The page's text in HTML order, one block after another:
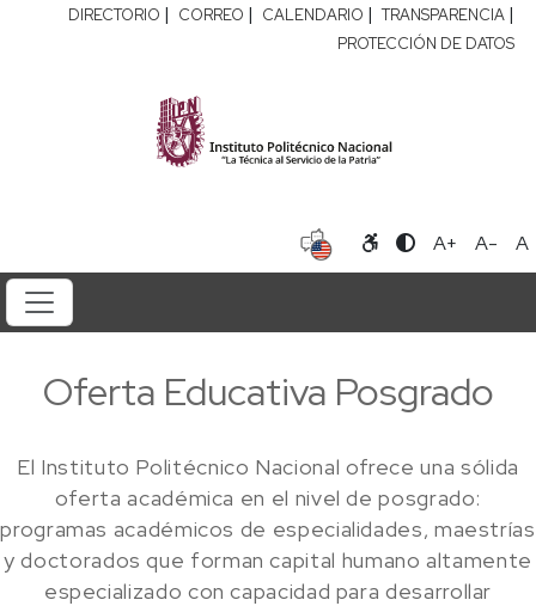
DIRECTORIO | CORREO | CALENDARIO | TRANSPARENCIA |
PROTECCIÓN DE DATOS
A+ A- A
Oferta Educativa Posgrado
El Instituto Politécnico Nacional ofrece una sólida
oferta académica en el nivel de posgrado:
programas académicos de especialidades, maestrías
y doctorados que forman capital humano altamente
especializado con capacidad para desarrollar